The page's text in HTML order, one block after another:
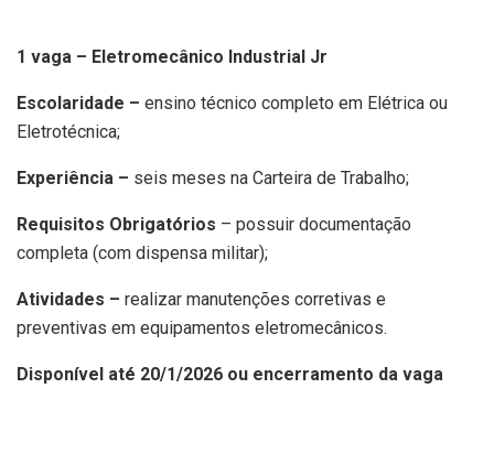
1 vaga – Eletromecânico Industrial Jr
Escolaridade – ensino técnico completo em Elétrica ou
Eletrotécnica;
Experiência – seis meses na Carteira de Trabalho;
Requisitos Obrigatórios – possuir documentação
completa (com dispensa militar);
Atividades – realizar manutenções corretivas e
preventivas em equipamentos eletromecânicos.
Disponível até 20/1/2026 ou encerramento da vaga